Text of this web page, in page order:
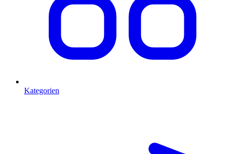
Kategorien